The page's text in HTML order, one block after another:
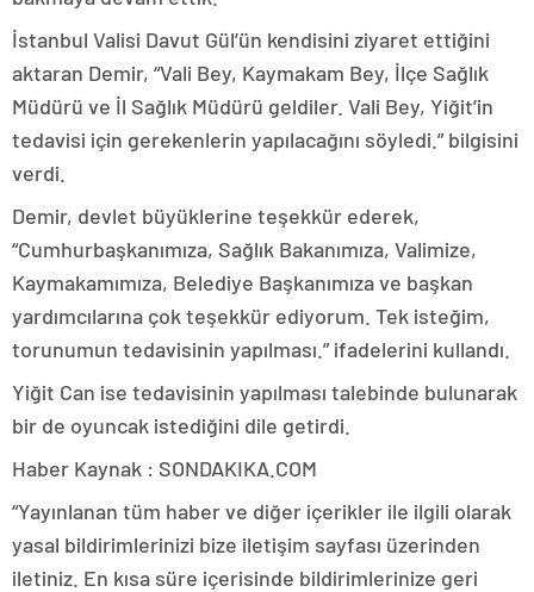
İstanbul Valisi Davut Gül’ün kendisini ziyaret ettiğini
aktaran Demir, “Vali Bey, Kaymakam Bey, İlçe Sağlık
Müdürü ve İl Sağlık Müdürü geldiler. Vali Bey, Yiğit’in
tedavisi için gerekenlerin yapılacağını söyledi.” bilgisini
verdi.
Demir, devlet büyüklerine teşekkür ederek,
“Cumhurbaşkanımıza, Sağlık Bakanımıza, Valimize,
Kaymakamımıza, Belediye Başkanımıza ve başkan
yardımcılarına çok teşekkür ediyorum. Tek isteğim,
torunumun tedavisinin yapılması.” ifadelerini kullandı.
Yiğit Can ise tedavisinin yapılması talebinde bulunarak
bir de oyuncak istediğini dile getirdi.
Haber Kaynak : SONDAKIKA.COM
“Yayınlanan tüm haber ve diğer içerikler ile ilgili olarak
yasal bildirimlerinizi bize iletişim sayfası üzerinden
iletiniz. En kısa süre içerisinde bildirimlerinize geri